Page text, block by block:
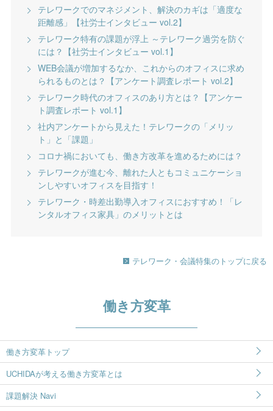
テレワークでのマネジメント、解決のカギは「適度な
距離感」【社労士インタビュー vol.2】
テレワーク特有の課題が浮上 ～テレワーク過労を防ぐ
には？【社労士インタビュー vol.1】
WEB会議が増加するなか、これからのオフィスに求め
られるものとは？【アンケート調査レポート vol.2】
テレワーク時代のオフィスのあり方とは？【アンケー
ト調査レポート vol.1】
社内アンケートから見えた！テレワークの「メリッ
ト」と「課題」
コロナ禍においても、働き方改革を進めるためには？
テレワークが進む今、離れた人ともコミュニケーショ
ンしやすいオフィスを目指す！
テレワーク・時差出勤導入オフィスにおすすめ！「レ
ンタルオフィス家具」のメリットとは
テレワーク・会議特集のトップに戻る
働き方変革
働き方変革トップ
UCHIDAが考える働き方変革とは
課題解決 Navi